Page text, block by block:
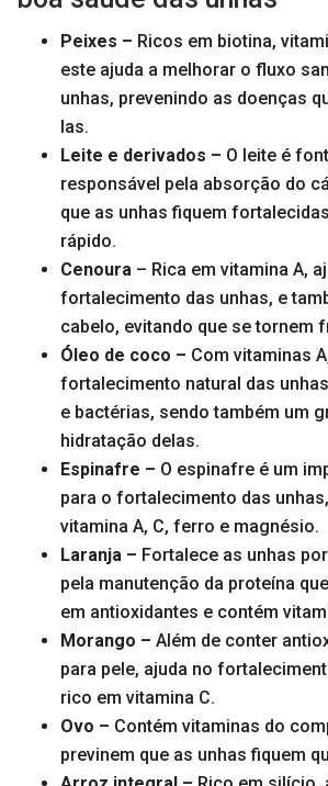
Peixes – Ricos em biotina,
este ajuda a melhorar o fluxo
unhas, prevenindo as doenças
las.
Leite e derivados – O leite é
responsável pela absorção do
que as unhas fiquem
rápido.
Cenoura – Rica em vitamina A,
fortalecimento das unhas, e
cabelo, evitando que se tornem
Óleo de coco – Com vitaminas
fortalecimento natural das
e bactérias, sendo também um
hidratação delas.
Espinafre – O espinafre é um
para o fortalecimento das
vitamina A, C, ferro e magnésio.
Laranja – Fortalece as unhas
pela manutenção da proteína
em antioxidantes e contém
Morango – Além de conter
para pele, ajuda no
rico em vitamina C.
Ovo – Contém vitaminas do
previnem que as unhas fiquem